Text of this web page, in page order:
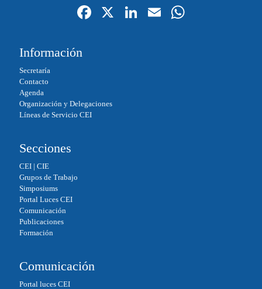
Fa
X
Li
E
Información
Secretaría
Contacto
Agenda
Organización y Delegaciones
Líneas de Servicio CEI
Secciones
CEI| CIE
Grupos de Trabajo
Simposiums
Portal Luces CEI
Comunicación
Publicaciones
Formación
Comunicación
Portal luces CEI